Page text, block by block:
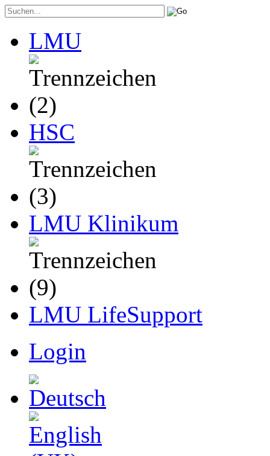
LMU
HSC
LMU Klinikum
LMU LifeSupport
Login